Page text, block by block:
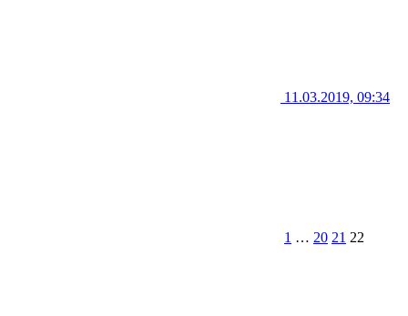
11.03.2019, 09:34
1 … 20 21 22